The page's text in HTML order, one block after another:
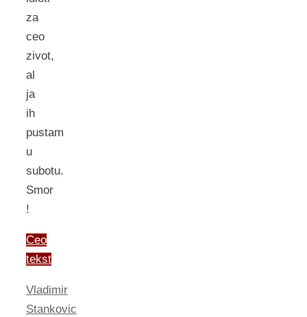
za
ceo
zivot,
al
ja
ih
pustam
u
subotu.
Smor
!
Ceo
tekst
Vladimir
Stankovic